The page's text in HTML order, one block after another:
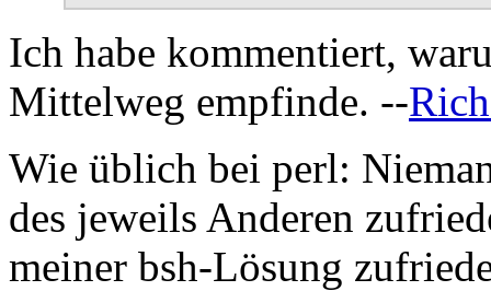
Ich habe kommentiert,
Mittelweg empfinde. --
Wie üblich bei perl:
des jeweils Anderen
meiner bsh-Lösung